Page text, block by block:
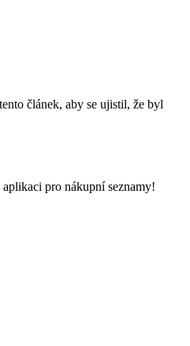
článek, aby se ujistil, že byl
aplikaci pro nákupní seznamy!